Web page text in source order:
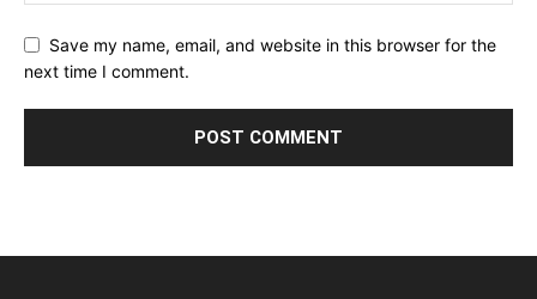
Save my name, email, and website in this browser for the
next time I comment.